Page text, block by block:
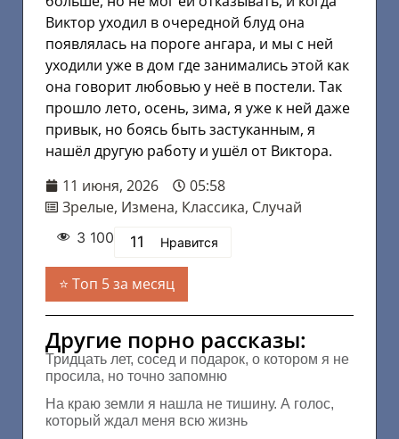
Виктор уходил в очередной блуд она
появлялась на пороге ангара, и мы с ней
уходили уже в дом где занимались этой как
она говорит любовью у неё в постели. Так
прошло лето, осень, зима, я уже к ней даже
привык, но боясь быть застуканным, я
нашёл другую работу и ушёл от Виктора.
11 июня, 2026
05:58
Зрелые, Измена, Классика, Случай
3 100 11 Нравится
Топ 5 за месяц
Другие порно рассказы:
Тридцать лет, сосед и подарок, о котором я не
просила, но точно запомню
На краю земли я нашла не тишину. А голос,
который ждал меня всю жизнь